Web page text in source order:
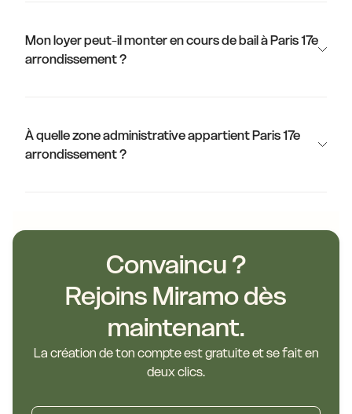
Mon loyer peut-il monter en cours de bail à Paris 17e
arrondissement ?
À quelle zone administrative appartient Paris 17e
arrondissement ?
Convaincu ?
Rejoins Miramo dès
maintenant.
La création de ton compte est gratuite et se fait en
deux clics.